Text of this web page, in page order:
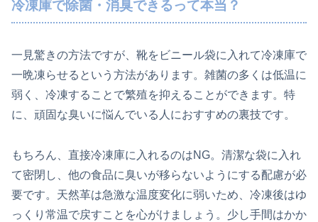
冷凍庫で除菌・消臭できるって本当？
一見驚きの方法ですが、靴をビニール袋に入れて冷凍庫で
一晩凍らせるという方法があります。雑菌の多くは低温に
弱く、冷凍することで繁殖を抑えることができます。特
に、頑固な臭いに悩んでいる人におすすめの裏技です。
もちろん、直接冷凍庫に入れるのはNG。清潔な袋に入れ
て密閉し、他の食品に臭いが移らないようにする配慮が必
要です。天然革は急激な温度変化に弱いため、冷凍後はゆ
っくり常温で戻すことを心がけましょう。少し手間はかか